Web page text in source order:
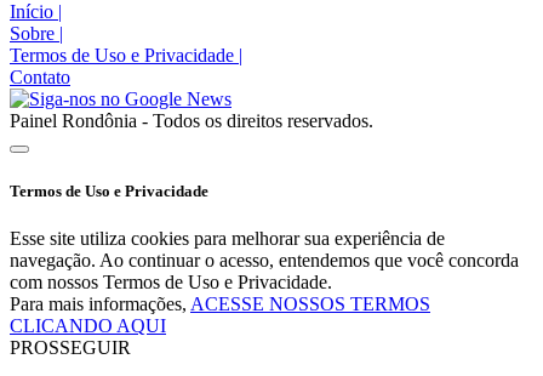
Início |
Sobre |
Termos de Uso e Privacidade |
Contato
Painel Rondônia - Todos os direitos reservados.
Termos de Uso e Privacidade
Esse site utiliza cookies para melhorar sua experiência de
navegação. Ao continuar o acesso, entendemos que você concorda
com nossos Termos de Uso e Privacidade.
Para mais informações, ACESSE NOSSOS TERMOS
CLICANDO AQUI
PROSSEGUIR